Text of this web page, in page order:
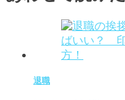
退職